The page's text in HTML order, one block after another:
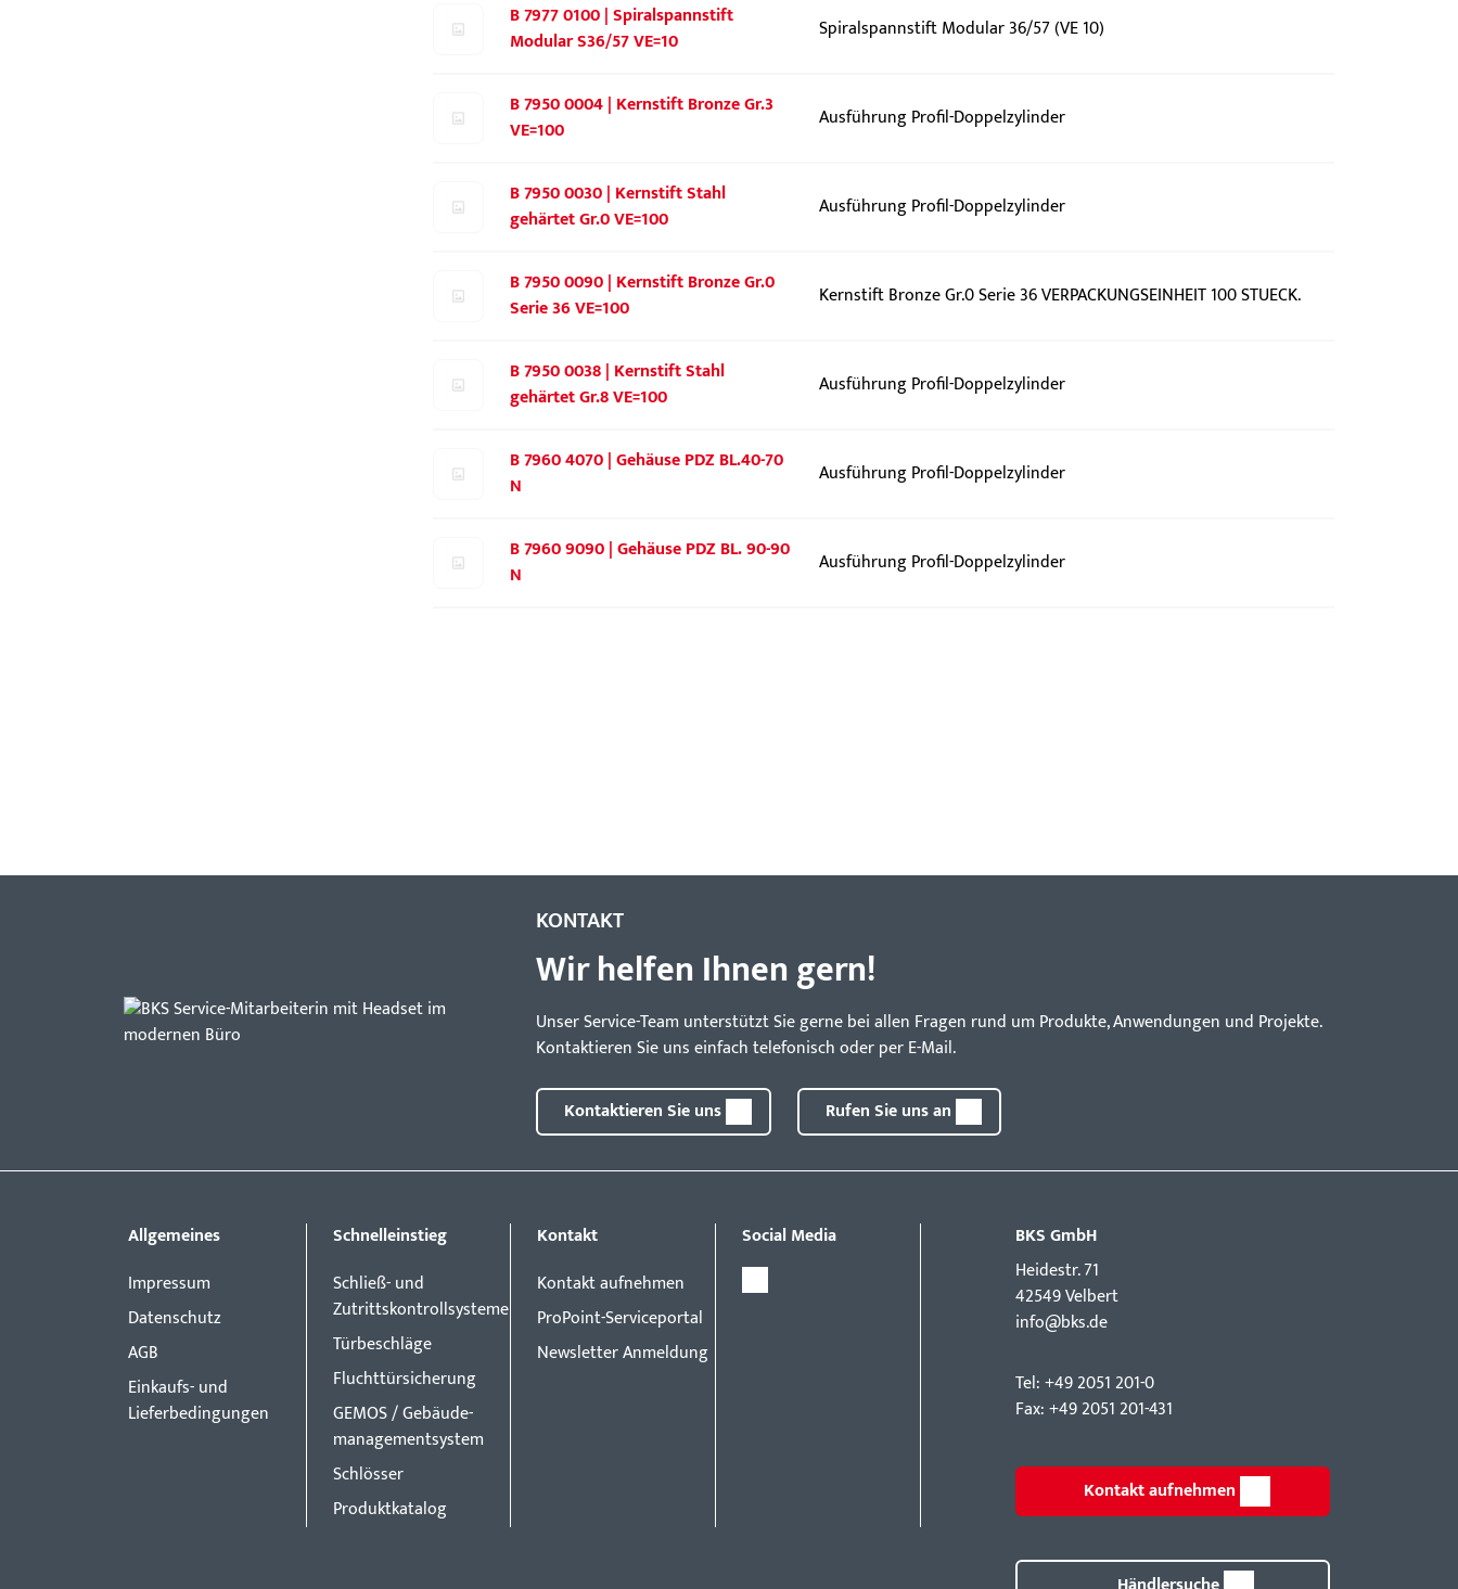
B 7977 0100 | Spiralspannstift
Modular S36/57 VE=10
Spiralspannstift Modular 36/57 (VE 10)
B 7950 0004 | Kernstift Bronze Gr.3
VE=100
Ausführung Profil-Doppelzylinder
B 7950 0030 | Kernstift Stahl
gehärtet Gr.0 VE=100
Ausführung Profil-Doppelzylinder
B 7950 0090 | Kernstift Bronze Gr.0
Serie 36 VE=100
Kernstift Bronze Gr.0 Serie 36 VERPACKUNGSEINHEIT 100 STUECK.
B 7950 0038 | Kernstift Stahl
gehärtet Gr.8 VE=100
Ausführung Profil-Doppelzylinder
B 7960 4070 | Gehäuse PDZ BL.40-70
N
Ausführung Profil-Doppelzylinder
B 7960 9090 | Gehäuse PDZ BL. 90-90
N
Ausführung Profil-Doppelzylinder
KONTAKT
Wir helfen Ihnen gern!
Unser Service-Team unterstützt Sie gerne bei allen Fragen rund um Produkte, Anwendungen und Projekte.
Kontaktieren Sie uns einfach telefonisch oder per E-Mail.
Kontaktieren Sie uns Rufen Sie uns an
Allgemeines
Impressum
Datenschutz
AGB
Einkaufs- und
Lieferbedingungen
Schnelleinstieg
Schließ- und
Zutrittskontrollsysteme
Türbeschläge
Fluchttürsicherung
GEMOS / Gebäude-
managementsystem
Schlösser
Produktkatalog
Kontakt
Kontakt aufnehmen
ProPoint-Serviceportal
Newsletter Anmeldung
Social Media
BKS GmbH
Hei­destr. 71
42549 Velbert
info@bks.de
Tel: +49 2051 201-0
Fax: +49 2051 201-431
Kontakt aufnehmen